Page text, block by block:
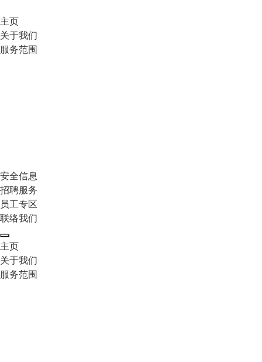
主页
关于我们
服务范围
安全信息
招聘服务
员工专区
联络我们
主页
关于我们
服务范围